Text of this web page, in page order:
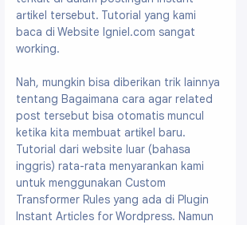
artikel tersebut. Tutorial yang kami
baca di Website Igniel.com sangat
working.
Nah, mungkin bisa diberikan trik lainnya
tentang Bagaimana cara agar related
post tersebut bisa otomatis muncul
ketika kita membuat artikel baru.
Tutorial dari website luar (bahasa
inggris) rata-rata menyarankan kami
untuk menggunakan Custom
Transformer Rules yang ada di Plugin
Instant Articles for Wordpress. Namun